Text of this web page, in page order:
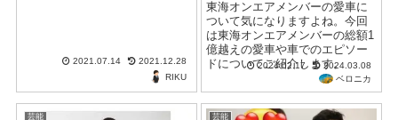
2021.07.14
2021.12.28
RIKU
東海オンエアメンバーの愛車に
ついて気になりますよね。今回
は東海オンエアメンバーの総額1
億越えの愛車や車でのエピソー
ドについてご紹介します。
2024.02.17
2024.03.08
ベロニカ
芸能 芸能